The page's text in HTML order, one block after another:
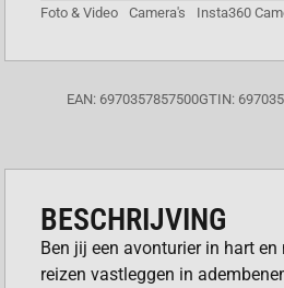
Foto & Video Camera's Insta360
EAN: 6970357857500GTIN:
BESCHRIJVING
Ben jij een avonturier in hart en
reizen vastleggen in